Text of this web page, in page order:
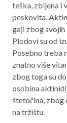
teška, zbijena i
peskovita.
gaji zbog
Plodovi su od
Posebno treba
znatno više
zbog toga su
osobina
štetočina, zbog
na tržištu.